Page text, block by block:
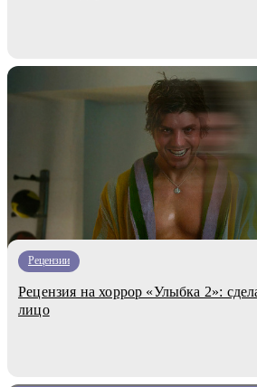
Рецензии
Рецензия на хоррор «Улыбка 2»:
лицо